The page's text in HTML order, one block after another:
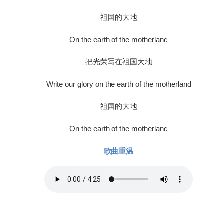
祖国的大地
On the earth of the motherland
把光荣写在祖国大地
Write our glory on the earth of the motherland
祖国的大地
On the earth of the motherland
歌曲重温